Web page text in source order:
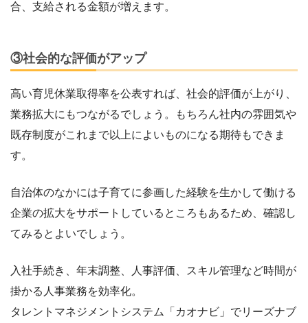
合、支給される金額が増えます。
③社会的な評価がアップ
高い育児休業取得率を公表すれば、社会的評価が上がり、
業務拡大にもつながるでしょう。もちろん社内の雰囲気や
既存制度がこれまで以上によいものになる期待もできま
す。
自治体のなかには子育てに参画した経験を生かして働ける
企業の拡大をサポートしているところもあるため、確認し
てみるとよいでしょう。
入社手続き、年末調整、人事評価、スキル管理など時間が
掛かる人事業務を効率化。
タレントマネジメントシステム「カオナビ」でリーズナブ